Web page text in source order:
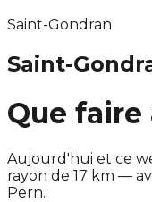
Saint-Gondran
Saint-
Que
Aujourd'hui et ce
rayon de 17 km —
Pern.